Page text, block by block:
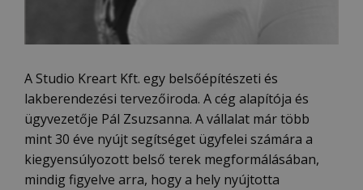
A Studio Kreart Kft. egy belsőépítészeti és
lakberendezési tervezőiroda. A cég alapítója és
ügyvezetője Pál Zsuzsanna. A vállalat már több
mint 30 éve nyújt segítséget ügyfelei számára a
kiegyensúlyozott belső terek megformálásában,
mindig figyelve arra, hogy a hely nyújtotta